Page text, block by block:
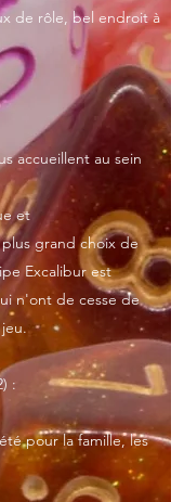
de rôle, bel endroit à
accueillent au sein
et
grand choix de
Excalibur est
n'ont de cesse de
:
pour la famille, les